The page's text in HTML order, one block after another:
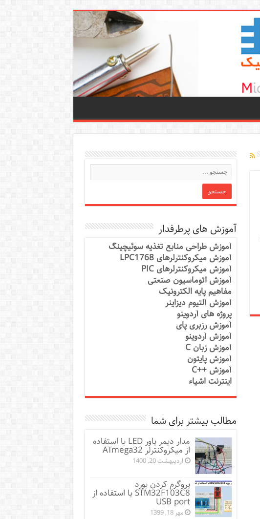
آموزش های پرطرفدار
آموزش طراحی منابع تغذیه سوئیچینگ
آموزش میکروکنترلرهای LPC1768
آموزش میکروکنترلرهای PIC
آموزش اتوماسیون صنعتی
مفاهیم پایه الکترونیک
آموزش آلتیوم دیزاینر
پروژه های آردوینو
آموزش رزبری پای
آموزش آردوینو
آموزش زبان C
آموزش پایتون
آموزش ++C
اینترنت اشیاء
مطالب بیشتر برای شما
مدار دیمر پاور LED با استفاده
از میکروکنترلر ATmega32
اردیبهشت 20, 1400
پروگرم کردن بورد
STM32F103C8 با استفاده از
USB port
مهر 18, 1399